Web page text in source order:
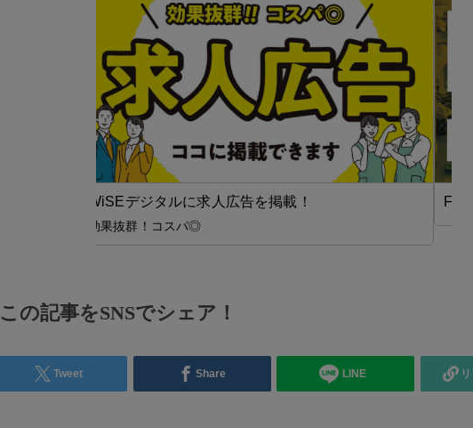
FA（自動化）【在タイ企業・製造業】
この記事をSNSでシェア！
Tweet Share LINE